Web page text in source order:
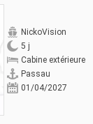
NickoVision
5 j
Cabine extérieure
Passau
01/04/2027